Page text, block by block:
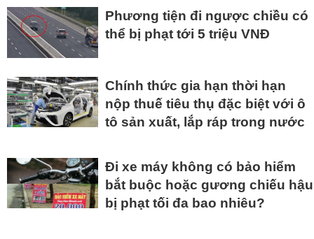
Phương tiện đi ngược chiều có
thể bị phạt tới 5 triệu VNĐ
Chính thức gia hạn thời hạn
nộp thuế tiêu thụ đặc biệt với ô
tô sản xuất, lắp ráp trong nước
Đi xe máy không có bảo hiểm
bắt buộc hoặc gương chiếu hậu
bị phạt tối đa bao nhiêu?